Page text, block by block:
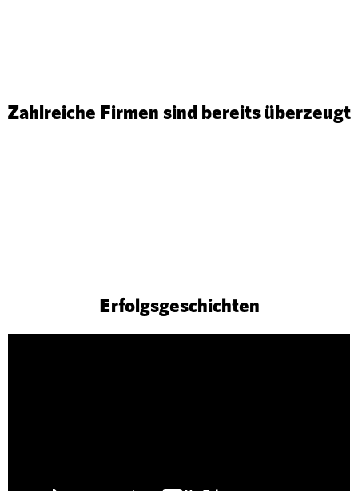
Zahlreiche Firmen sind bereits überzeugt
Erfolgsgeschichten